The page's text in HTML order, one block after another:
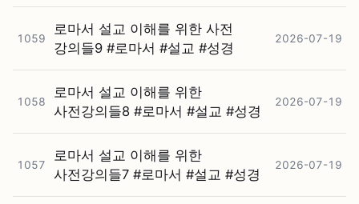
1059
로마서 설교 이해를 위한 사전
강의들9 #⁠로마서 #⁠설교 #⁠성경
2026-07-19
1058
로마서 설교 이해를 위한
사전강의들8 #⁠로마서 #⁠설교 #⁠성경
2026-07-19
1057
로마서 설교 이해를 위한
사전강의들7 #⁠로마서 #⁠설교 #⁠성경
2026-07-19